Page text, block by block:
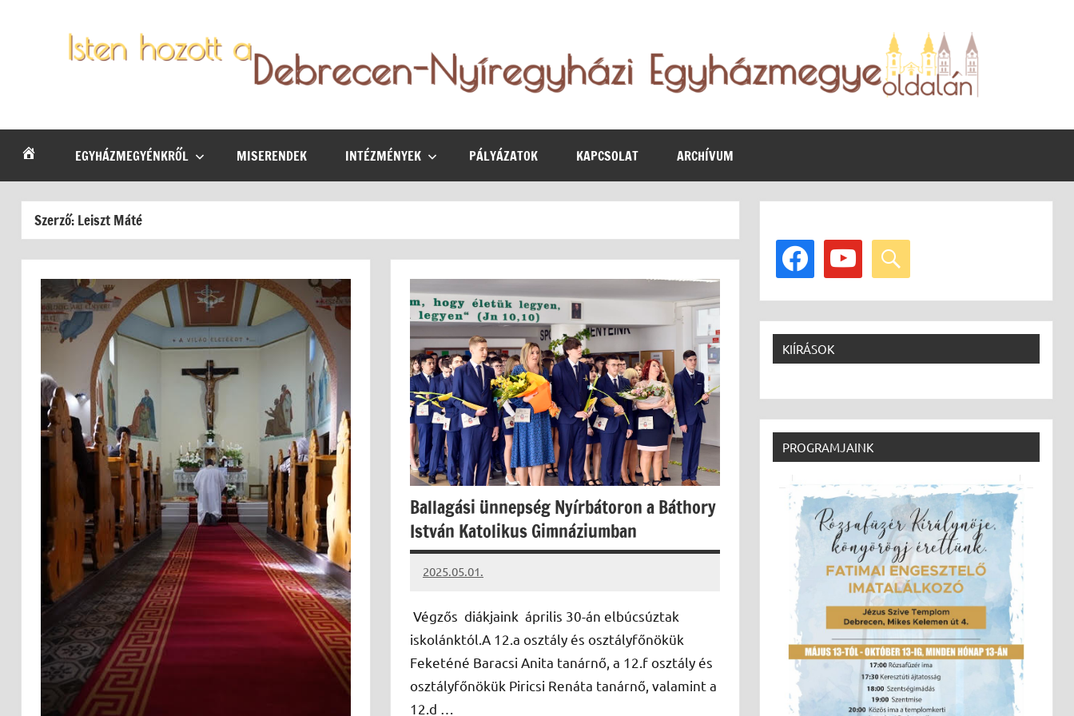
Debrecen-
Nyíregyházi
Egyházmegye
hírei,
programjaiEGYHÁZMEGYÉNKRŐL MISERENDEK INTÉZMÉNYEK PÁLYÁZATOK KAPCSOLAT ARCHÍVUM
Szerző: Leiszt Máté
Ballagási ünnepség Nyírbátoron a Báthory
István Katolikus Gimnáziumban
2025.05.01.
Leiszt
Végzős diákjaink április 30-án elbúcsúztak
iskolánktól.A 12.a osztály és osztályfőnökük
Feketéné Baracsi Anita tanárnő, a 12.f osztály és
osztályfőnökük Piricsi Renáta tanárnő, valamint a
12.d …
facebook youtube search
KIÍRÁSOK
PROGRAMJAINK